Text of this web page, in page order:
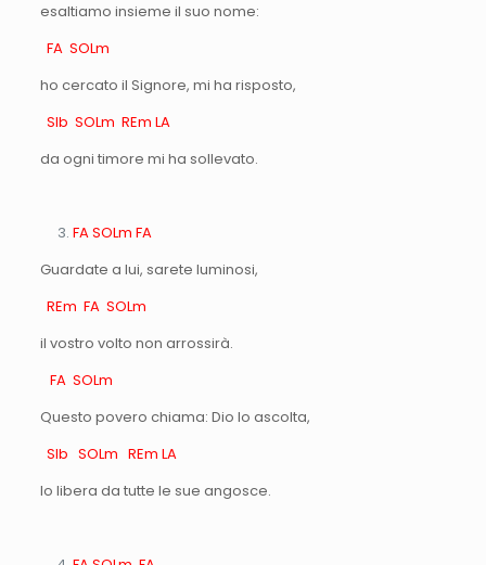
esaltiamo insieme il suo nome:
FA SOLm
ho cercato il Signore, mi ha risposto,
SIb SOLm REm LA
da ogni timore mi ha sollevato.
FA SOLm FA
Guardate a lui, sarete luminosi,
REm FA SOLm
il vostro volto non arrossirà.
FA SOLm
Questo povero chiama: Dio lo ascolta,
SIb SOLm REm LA
lo libera da tutte le sue angosce.